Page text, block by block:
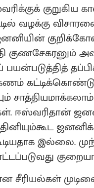
குறுகிய
வழக்கு
குறிக்கோள்
குணசேகரனும்
பயன்படுத்தித்
கட்டிக்கொண்டு
ஈஸ்வரிதான்
இல்லை.
சீரியல்கள்